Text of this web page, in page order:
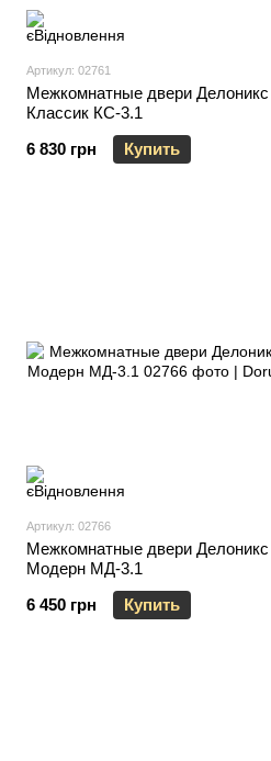
Артикул: 02761
Межкомнатные двери Делоникс
Классик КС-3.1
6 830 грн
Купить
Артикул: 02766
Межкомнатные двери Делоникс
Модерн МД-3.1
6 450 грн
Купить